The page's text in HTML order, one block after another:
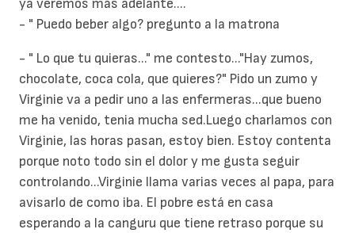
- " Puedo beber algo? pregunto a la matrona
- " Lo que tu quieras..." me contesto..."Hay zumos,
chocolate, coca cola, que quieres?" Pido un zumo y
Virginie va a pedir uno a las enfermeras...que bueno
me ha venido, tenia mucha sed.Luego charlamos con
Virginie, las horas pasan, estoy bien. Estoy contenta
porque noto todo sin el dolor y me gusta seguir
controlando...Virginie llama varias veces al papa, para
avisarlo de como iba. El pobre está en casa
esperando a la canguru que tiene retraso porque su